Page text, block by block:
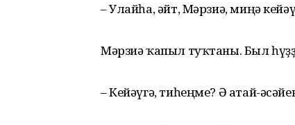
– Улайһа, әйт, Мәрзиә, миңә
Мәрзиә ҡапыл туҡтаны. Был
– Кейәүгә, тиһеңме? Ә атай-